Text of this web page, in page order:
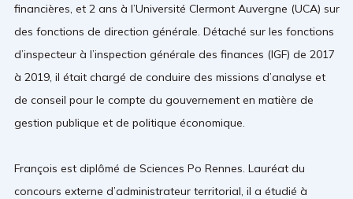
financières, et 2 ans à l’Université Clermont Auvergne (UCA) sur
des fonctions de direction générale. Détaché sur les fonctions
d’inspecteur à l’inspection générale des finances (IGF) de 2017
à 2019, il était chargé de conduire des missions d’analyse et
de conseil pour le compte du gouvernement en matière de
gestion publique et de politique économique.
François est diplômé de Sciences Po Rennes. Lauréat du
concours externe d’administrateur territorial, il a étudié à